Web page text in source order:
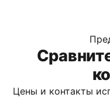
Цены и контакты